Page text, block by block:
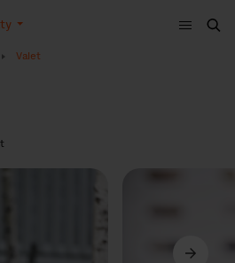
Menu
Valet